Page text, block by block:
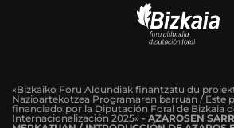
«Bizkaiko Foru Aldundiak finantzatu du
Nazioartekotzea Programaren barruan / Este
financiado por la Diputación Foral de Bizkaia
Internacionalización 2025» - AZAROSEN